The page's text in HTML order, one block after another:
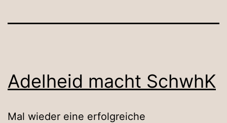
Adelheid macht SchwhK
Mal wieder eine erfolgreiche